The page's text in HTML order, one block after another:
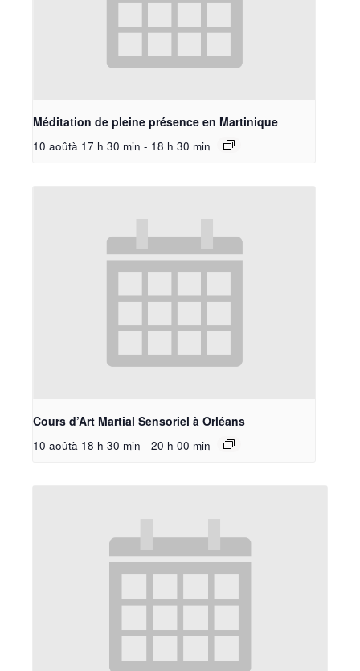
Méditation de pleine présence en Martinique
10 aoûtà 17 h 30 min - 18 h 30 min
Cours d’Art Martial Sensoriel à Orléans
10 aoûtà 18 h 30 min - 20 h 00 min